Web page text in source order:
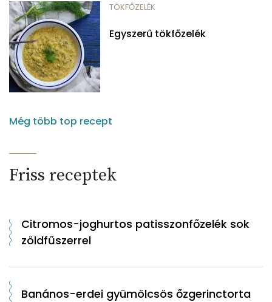
TÖKFŐZELÉK
Egyszerű tökfőzelék
Még több top recept
Friss receptek
Citromos-joghurtos patisszonfőzelék sok
zöldfűszerrel
Banános-erdei gyümölcsös őzgerinctorta